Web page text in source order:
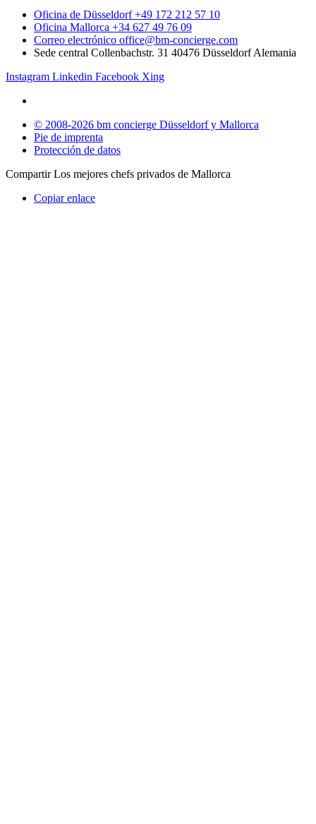
Oficina de Düsseldorf +49 172 212 57 10
Oficina Mallorca +34 627 49 76 09
Correo electrónico office@bm-concierge.com
Sede central Collenbachstr. 31 40476 Düsseldorf Alemania
Instagram Linkedin Facebook Xing
© 2008-2026 bm concierge Düsseldorf y Mallorca
Pie de imprenta
Protección de datos
Compartir Los mejores chefs privados de Mallorca
Copiar enlace